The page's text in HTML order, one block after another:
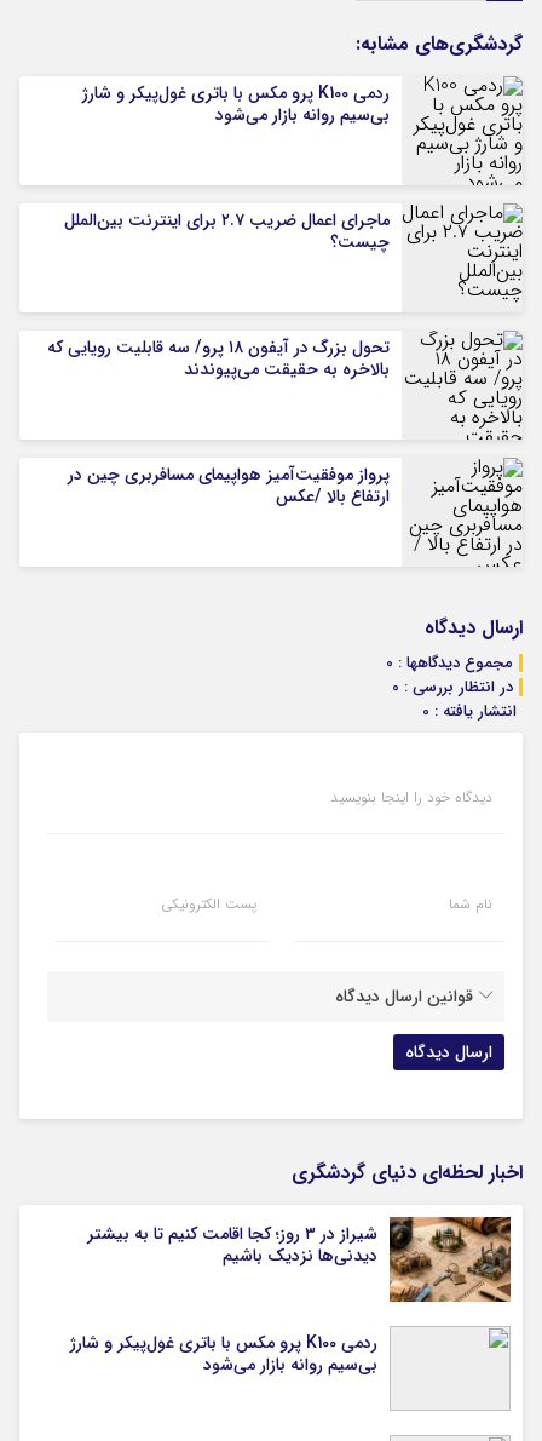
گردشگری‌های مشابه:
ردمی K100 پرو مکس با باتری غول‌پیکر و شارژ
بی‌سیم روانه بازار می‌شود
ماجرای اعمال ضریب ۲.۷ برای اینترنت بین‌الملل
چیست؟
تحول بزرگ در آیفون ۱۸ پرو/ سه قابلیت رویایی که
بالاخره به حقیقت می‌پیوندند
پرواز موفقیت‌آمیز هواپیمای مسافربری چین در
ارتفاع بالا /عکس
ارسال دیدگاه
مجموع دیدگاهها : 0
در انتظار بررسی : 0
انتشار یافته : 0
دیدگاه خود را اینجا بنویسید
نام شما پست الکترونیکی
قوانین ارسال دیدگاه
اخبار لحظه‌ای دنیای گردشگری
شیراز در ۳ روز؛ کجا اقامت کنیم تا به بیشتر
دیدنی‌ها نزدیک باشیم
ردمی K100 پرو مکس با باتری غول‌پیکر و شارژ
بی‌سیم روانه بازار می‌شود